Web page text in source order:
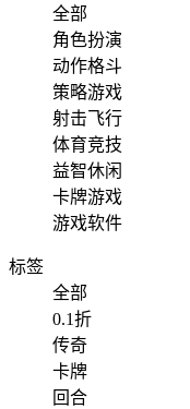
全部
角色扮演
动作格斗
策略游戏
射击飞行
体育竞技
益智休闲
卡牌游戏
游戏软件
标签
全部
0.1折
传奇
卡牌
回合